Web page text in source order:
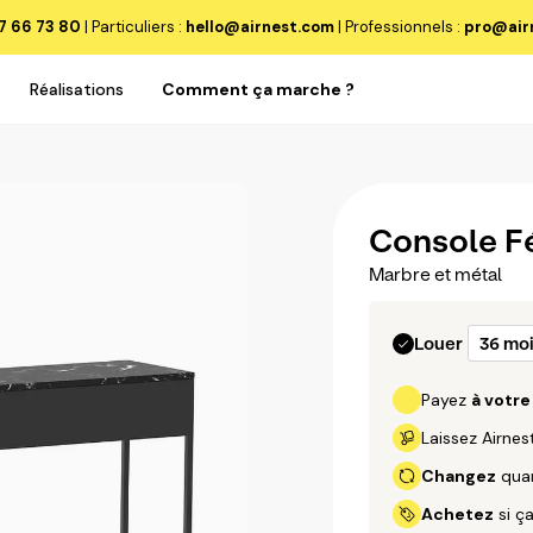
66 73 80 | Particuliers : hello@airnest.com| Professionnels :
Réalisations Comment ça marche ?
Console
Marbre et métal
Louer
Payez à
Laissez
Changez
Achetez si